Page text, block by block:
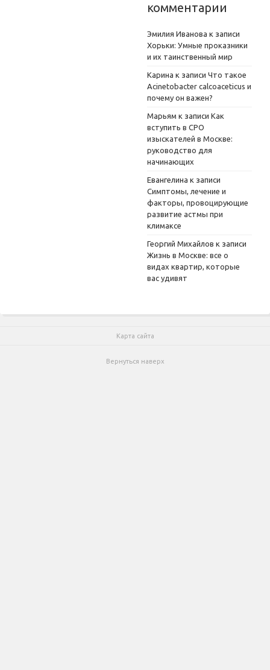
комментарии
Эмилия Иванова к записи
Хорьки: Умные проказники
и их таинственный мир
Карина к записи Что такое
Acinetobacter calcoaceticus и
почему он важен?
Марьям к записи Как
вступить в СРО
изыскателей в Москве:
руководство для
начинающих
Евангелина к записи
Симптомы, лечение и
факторы, провоцирующие
развитие астмы при
климаксе
Георгий Михайлов к записи
Жизнь в Москве: все о
видах квартир, которые
вас удивят
Карта сайта
Вернуться наверх